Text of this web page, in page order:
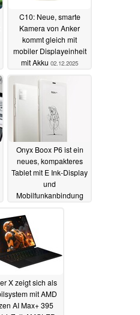
C10: Neue, smarte
Kamera von Anker
kommt gleich mit
mobiler Displayeinheit
mit Akku02.12.2025
Onyx Boox P6 ist ein
Tablet mit E Ink-Display
Mobilfunkanbindung
09.10.2025